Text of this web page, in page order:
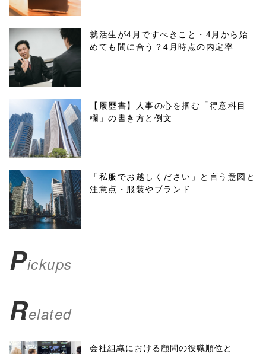
line10
/1020548"
onclick="windo
w.open(this.hre
f, 'Gwindow',
'width=550,
height=450,
menubar=no,
toolbar=no,
scrollbars=yes'
false;"> シェア
就活生が4月ですべきこと・4月から始
めても間に合う？4月時点の内定率
【履歴書】人事の心を掴む「得意科目
欄」の書き方と例文
「私服でお越しください」と言う意図と
注意点・服装やブランド
Pickups
Related
会社組織における顧問の役職順位と